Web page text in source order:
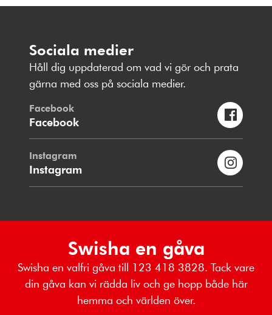
Sociala medier
Håll dig uppdaterad om vad vi gör och prata
gärna med oss på sociala medier.
Facebook
Facebook
Instagram
Instagram
Swisha en gåva
Swisha en valfri gåva till 123 418 3828. Tack vare
din gåva kan vi rädda liv och ge hopp både här
hemma och världen över.